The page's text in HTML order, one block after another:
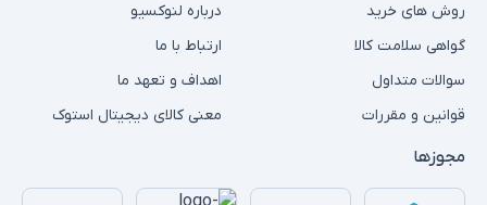
روش های خرید
گواهی سلامت کالا
سوالات متداول
قوانین و مقررات
درباره لنوکسیو
ارتباط با ما
اهداف و تعهد ما
معنی کالای دیجیتال استوک
مجوزها